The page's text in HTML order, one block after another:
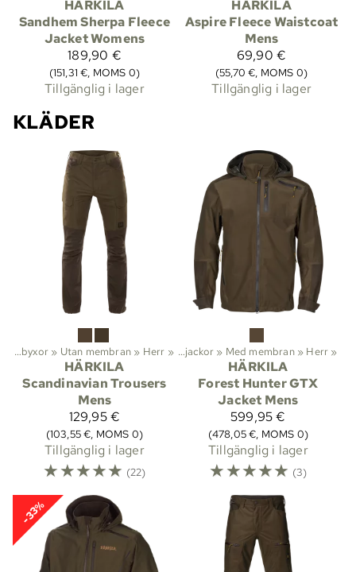
HÄRKILA
Sandhem Sherpa Fleece
Jacket Womens
189,90 €
(151,31 €, MOMS 0)
Tillgänglig i lager
HÄRKILA
Aspire Fleece Waistcoat
Mens
69,90 €
(55,70 €, MOMS 0)
Tillgänglig i lager
KLÄDER
Jaktbyxor ‪» Utan membran ‪» Herr ‪»
HÄRKILA
Scandinavian Trousers
Mens
129,95 €
(103,55 €, MOMS 0)
Tillgänglig i lager
☆☆☆☆☆ (22)
‪»Friluftsliv‪» Kläder‪» Jackor‪» Jaktjackor ‪» Med membran ‪» Herr ‪»
HÄRKILA
Forest Hunter GTX
Jacket Mens
599,95 €
(478,05 €, MOMS 0)
Tillgänglig i lager
☆☆☆☆☆ (3)
-33%